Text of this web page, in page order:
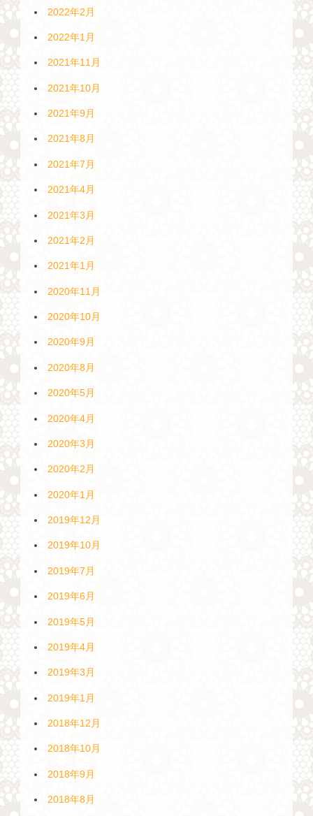
2022年2月
2022年1月
2021年11月
2021年10月
2021年9月
2021年8月
2021年7月
2021年4月
2021年3月
2021年2月
2021年1月
2020年11月
2020年10月
2020年9月
2020年8月
2020年5月
2020年4月
2020年3月
2020年2月
2020年1月
2019年12月
2019年10月
2019年7月
2019年6月
2019年5月
2019年4月
2019年3月
2019年1月
2018年12月
2018年10月
2018年9月
2018年8月